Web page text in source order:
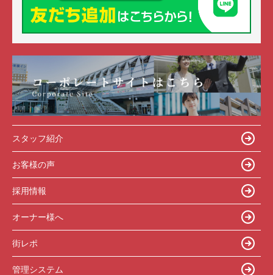
スタッフ紹介
お客様の声
採用情報
オーナー様へ
街レポ
管理システム